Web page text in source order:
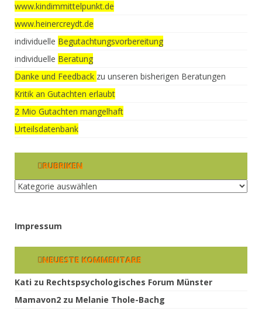
www.kindimmittelpunkt.de
www.heinercreydt.de
individuelle Begutachtungsvorbereitung
individuelle Beratung
Danke und Feedback zu unseren bisherigen Beratungen
Kritik an Gutachten erlaubt
2 Mio Gutachten mangelhaft
Urteilsdatenbank
RUBRIKEN
Rubriken
Impressum
NEUESTE KOMMENTARE
Kati zu Rechtspsychologisches Forum Münster
Mamavon2 zu Melanie Thole-Bachg